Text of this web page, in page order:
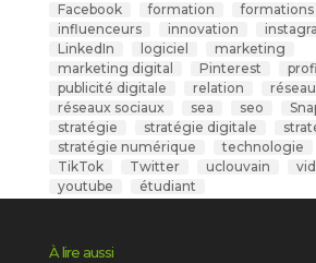
Facebook
formation formations
influenceurs
innovation
LinkedIn
logiciel
marketing
marketing digital
Pinterest profil
publicité digitale
relation
réseau
réseaux sociaux
sea seo
stratégie
stratégie digitale
stratégie numérique
technologie
TikTok
Twitter uclouvain
youtube
étudiant
À lire aussi